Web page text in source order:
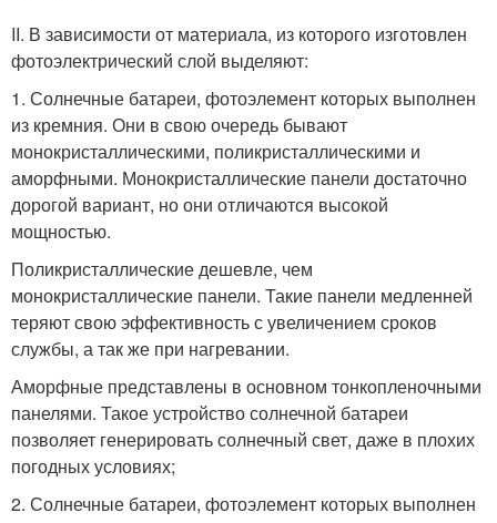
II. В зависимости от материала, из которого изготовлен
фотоэлектрический слой выделяют:
1. Солнечные батареи, фотоэлемент которых выполнен
из кремния. Они в свою очередь бывают
монокристаллическими, поликристаллическими и
аморфными. Монокристаллические панели достаточно
дорогой вариант, но они отличаются высокой
мощностью.
Поликристаллические дешевле, чем
монокристаллические панели. Такие панели медленней
теряют свою эффективность с увеличением сроков
службы, а так же при нагревании.
Аморфные представлены в основном тонкопленочными
панелями. Такое устройство солнечной батареи
позволяет генерировать солнечный свет, даже в плохих
погодных условиях;
2. Солнечные батареи, фотоэлемент которых выполнен